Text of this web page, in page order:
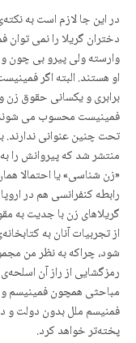
در این جا لازم است بە
دختران گریلا را نمی توان
وارستە ولی پیرو بی چون
او هستند. البتە اگر
برابری و یکسانی حقوق زن
فمینیست محسوب می شوند
تحت چنین عنوانی ندارند.
منتشر شد کە پیروانش را
«زن شناسی» یا احتمالا
رابطە کنفرانسی هم در
گریلاهای زن با جدیت بە
از تجربیات آنان بە
شود، چراکە بە نظر من
رمزگشایی از راز آن
مباحثی همچون فمینیسم و
فمنیسم ملل بدون دولت و
پختەتر خواهد کرد.